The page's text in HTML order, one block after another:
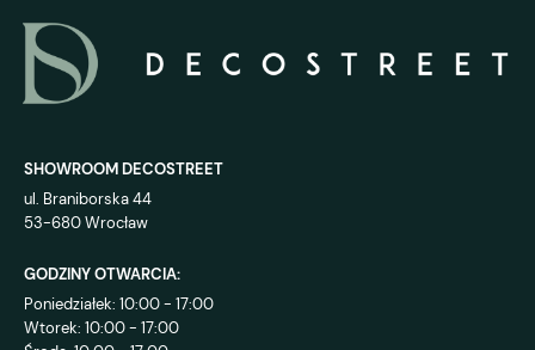
SHOWROOM DECOSTREET
ul. Braniborska 44
53-680 Wrocław
GODZINY OTWARCIA:
Poniedziałek: 10:00 - 17:00
Wtorek: 10:00 - 17:00